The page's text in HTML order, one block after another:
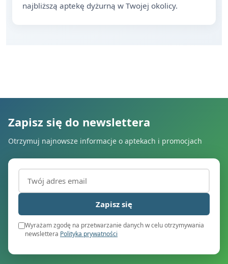
najbliższą aptekę dyżurną w Twojej okolicy.
Zapisz się do newslettera
Otrzymuj najnowsze informacje o aptekach i promocjach
Adres email (wymagany)
Zapisz się
Wyrażam zgodę na przetwarzanie danych w celu otrzymywania
newslettera Polityka prywatności